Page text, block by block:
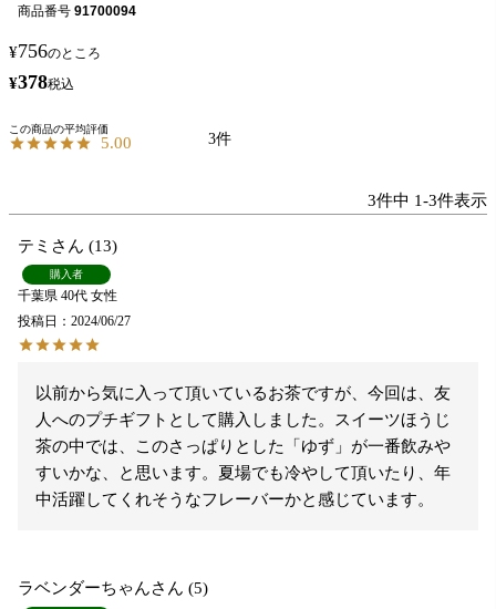
商品番号 91700094
¥756のところ
¥378税込
5.00 3
3件中 1-3件表示
テミ 13
購入者
千葉県 40代 女性
投稿日
2024/06/27
以前から気に入って頂いているお茶ですが、今回は、友
人へのプチギフトとして購入しました。スイーツほうじ
茶の中では、このさっぱりとした「ゆず」が一番飲みや
すいかな、と思います。夏場でも冷やして頂いたり、年
中活躍してくれそうなフレーバーかと感じています。
ラベンダーちゃん 5